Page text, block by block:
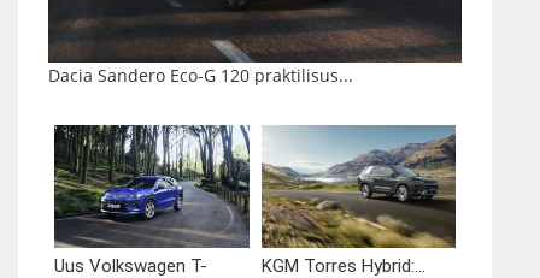
Dacia Sandero Eco-G 120 praktilisus...
Uus Volkswagen T-
KGM Torres Hybrid:...